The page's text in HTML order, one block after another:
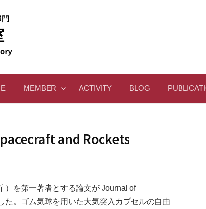
MEMBER ACTIVITY BLOG
and Rockets
）を第一著者とする論文が Journal of
た。ゴム気球を用いた大気突入カプセルの自由